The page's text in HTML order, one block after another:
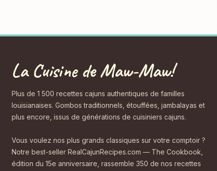
La Cuisine de Maw-Maw!
Plus de 1 500 recettes cajuns authentiques de familles
louisianaises. Gombos traditionnels, étouffées, jambalayas et
plus encore, issus de générations de cuisiniers cajuns.
Vous voulez nos plus grands classiques sur votre comptoir ?
Notre best-seller RealCajunRecipes.com — The Cookbook,
édition du 15e anniversaire, rassemble 350 de nos recettes